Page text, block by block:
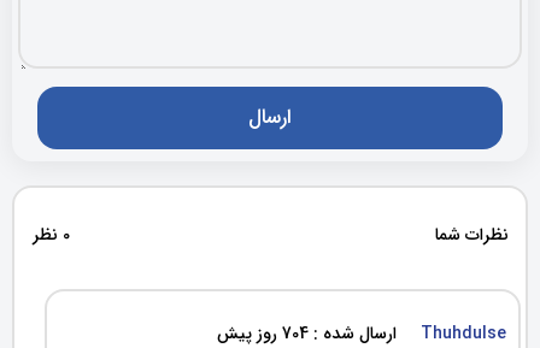
نظرات شما 0 نظر
Thuhdulse ارسال شده : 704 روز پیش